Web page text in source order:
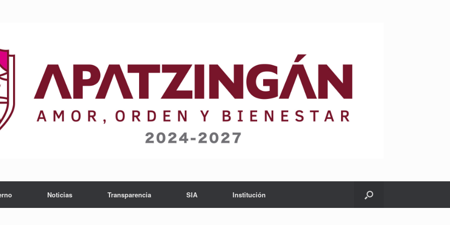
Noticias Transparencia SIA Institución